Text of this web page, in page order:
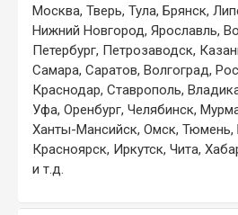
Москва, Тверь, Тула, Брянск,
Нижний Новгород, Ярославль,
Петербург, Петрозаводск,
Самара, Саратов, Волгоград,
Краснодар, Ставрополь,
Уфа, Оренбург, Челябинск,
Ханты-Мансийск, Омск, Тюмень,
Красноярск, Иркутск, Чита,
и т.д.